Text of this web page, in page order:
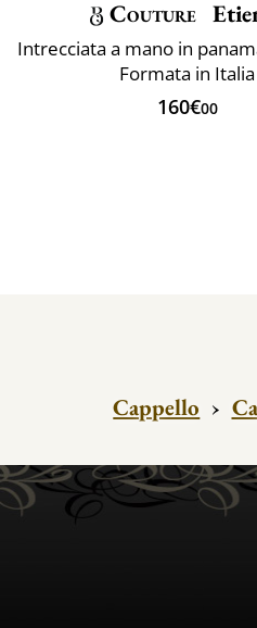
Couture
Intrecciata a mano in
Formata in Italia
160€00
Cappello ›